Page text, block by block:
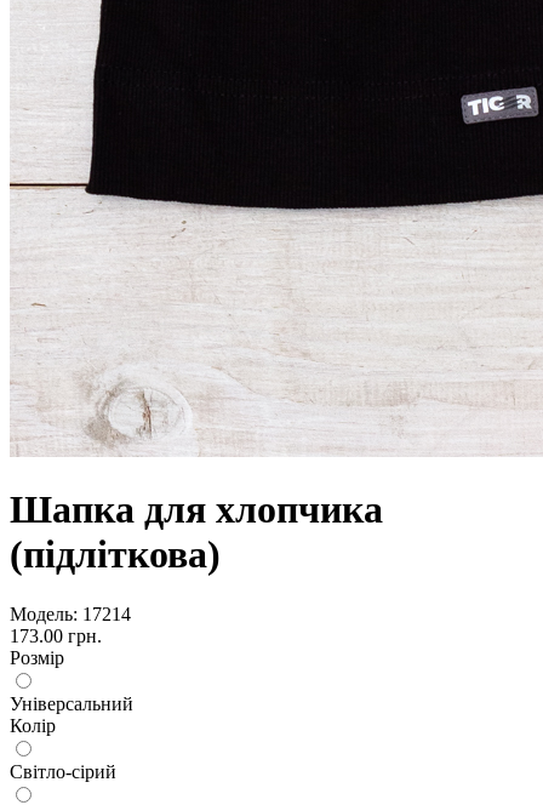
Шапка для хлопчика
(підліткова)
Модель: 17214
173.00 грн.
Розмір
Універсальний
Колір
Світло-сірий